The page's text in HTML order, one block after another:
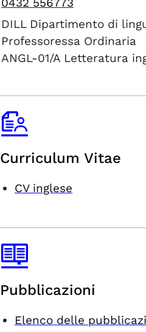
DILL Dipartimento di
Professoressa Ordinaria
ANGL-01/A Letteratura
Curriculum Vitae
CV inglese
Pubblicazioni
Elenco delle